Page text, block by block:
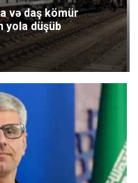
və daş kömür
yola düşüb